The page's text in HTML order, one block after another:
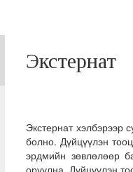
Экстернат
Экстернат хэлбэрээр
болно. Дүйцүүлэн
эрдмийн зөвлөлөөр